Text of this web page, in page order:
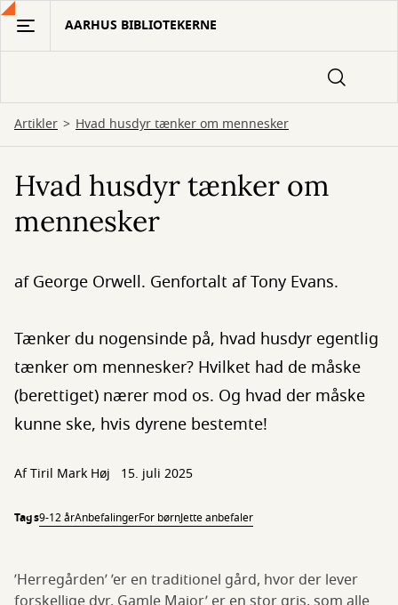
Gå
hovedindhold
AARHUS BIBLIOTEKERNE
Artikler Hvad husdyr tænker om mennesker
Hvad husdyr tænker om
mennesker
af George Orwell. Genfortalt af Tony Evans.
Tænker du nogensinde på, hvad husdyr egentlig
tænker om mennesker? Hvilket had de måske
(berettiget) nærer mod os. Og hvad der måske
kunne ske, hvis dyrene bestemte!
AfTiril Mark Høj 15. juli 2025
Tags9-12 årAnbefalingerFor børnJette anbefaler
’Herregården’ ’er en traditionel gård, hvor der lever